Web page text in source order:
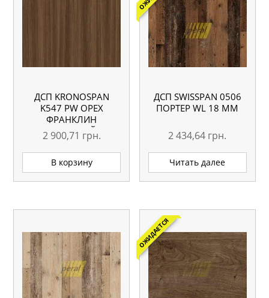
ДСП KRONOSPAN
K547 PW ОРЕХ
ФРАНКЛИН
ТАБАЧНЫЙ
2800×2070 18 ММ
2 900,71 грн.
В корзину
ДСП SWISSPAN 0506
ПОРТЕР WL 18 ММ
2 434,64 грн.
Читать далее
ОЖИДАЕТСЯ